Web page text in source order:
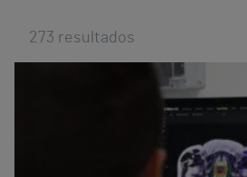
273 resultados